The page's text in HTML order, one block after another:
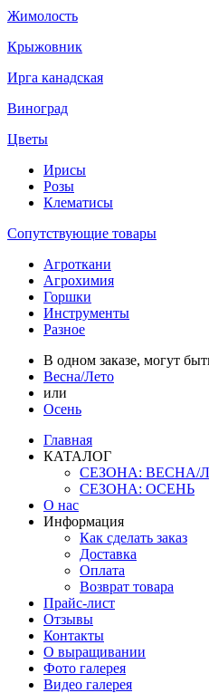
Жимолость
Крыжовник
Ирга канадская
Виноград
Цветы
Ирисы
Розы
Клематисы
Сопутствующие товары
Агроткани
Агрохимия
Горшки
Инструменты
Разное
В одном заказе, могут
Весна/Лето
или
Осень
Главная
КАТАЛОГ
СЕЗОНА: ВЕСНА/
СЕЗОНА: ОСЕНЬ
О нас
Информация
Как сделать заказ
Доставка
Оплата
Возврат товара
Прайс-лист
Отзывы
Контакты
О выращивании
Фото галерея
Видео галерея